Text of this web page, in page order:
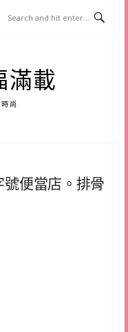
滿載
尚
便當店。排骨